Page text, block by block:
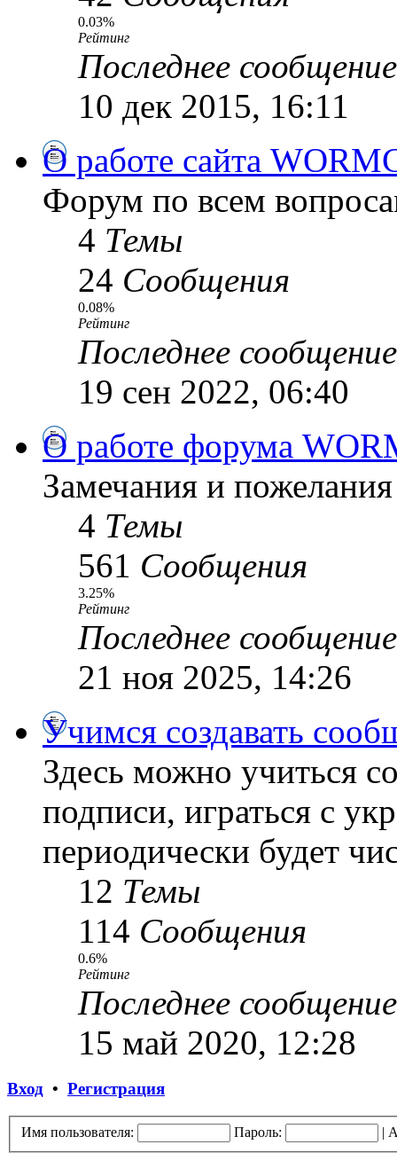
0.03%
Рейтинг
Последнее сообщение
10 дек 2015, 16:11
О работе сайта
Форум по всем
4 Темы
24 Сообщения
0.08%
Рейтинг
Последнее сообщение
19 сен 2022, 06:40
О работе форума
Замечания и
4 Темы
561 Сообщения
3.25%
Рейтинг
Последнее сообщение
21 ноя 2025, 14:26
Учимся создавать
Здесь можно учиться
подписи, играться с
периодически будет
12 Темы
114 Сообщения
0.6%
Рейтинг
Последнее сообщение
15 май 2020, 12:28
Вход • Регистрация
Имя пользователя: Пароль: |